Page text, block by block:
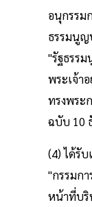
อนุกรรม
ธรรมนูญ
"รัฐธรร
พระเจ้า
ทรงพระ
ฉบับ 10
(4) ได้รั
"กรรมก
หน้าที่บริ